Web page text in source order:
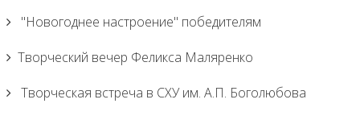
"Новогоднее настроение" победителям
Творческий вечер Феликса Маляренко
Творческая встреча в СХУ им. А.П. Боголюбова